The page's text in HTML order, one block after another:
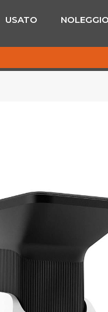
USATO NOLEGGIO